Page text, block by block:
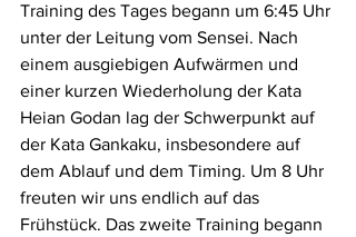
Training des Tages begann um 6:45 Uhr
unter der Leitung vom Sensei. Nach
einem ausgiebigen Aufwärmen und
einer kurzen Wiederholung der Kata
Heian Godan lag der Schwerpunkt auf
der Kata Gankaku, insbesondere auf
dem Ablauf und dem Timing. Um 8 Uhr
freuten wir uns endlich auf das
Frühstück. Das zweite Training begann